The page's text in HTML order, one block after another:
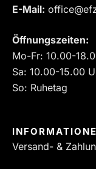
E-Mail:
Öffnungszeiten:
Mo-Fr: 10.00-
Sa: 10.00-15.00
So: Ruhetag
Versand- &